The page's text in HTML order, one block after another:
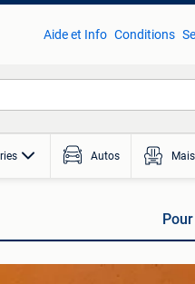
Aide et Info Conditions
Autos